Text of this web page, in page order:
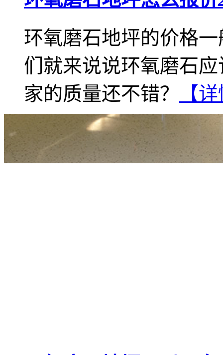
环氧磨石地坪的价格
们就来说说环氧磨石
家的质量还不错？
【